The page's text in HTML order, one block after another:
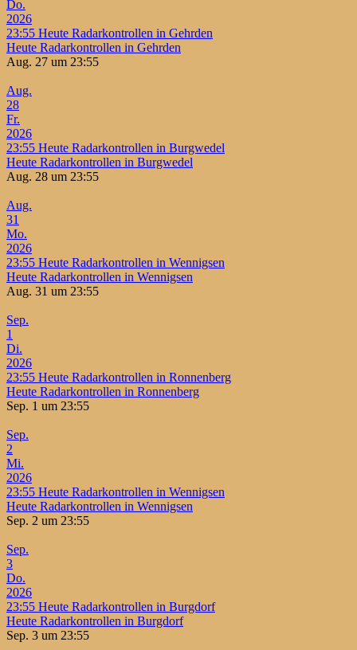
Do.
2026
23:55 Heute Radarkontrollen in Gehrden
Heute Radarkontrollen in Gehrden
Aug. 27 um 23:55
Aug.
28
Fr.
2026
23:55 Heute Radarkontrollen in Burgwedel
Heute Radarkontrollen in Burgwedel
Aug. 28 um 23:55
Aug.
31
Mo.
2026
23:55 Heute Radarkontrollen in Wennigsen
Heute Radarkontrollen in Wennigsen
Aug. 31 um 23:55
Sep.
1
Di.
2026
23:55 Heute Radarkontrollen in Ronnenberg
Heute Radarkontrollen in Ronnenberg
Sep. 1 um 23:55
Sep.
2
Mi.
2026
23:55 Heute Radarkontrollen in Wennigsen
Heute Radarkontrollen in Wennigsen
Sep. 2 um 23:55
Sep.
3
Do.
2026
23:55 Heute Radarkontrollen in Burgdorf
Heute Radarkontrollen in Burgdorf
Sep. 3 um 23:55